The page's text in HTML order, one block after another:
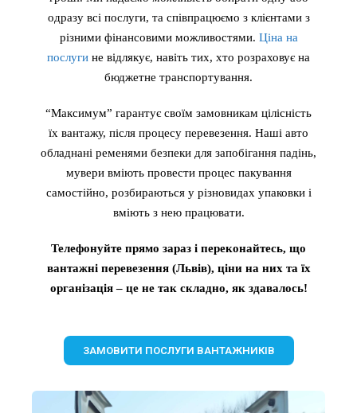
одразу всі послуги, та співпрацюємо з клієнтами з
різними фінансовими можливостями. Ціна на
послуги не відлякує, навіть тих, хто розраховує на
бюджетне транспортування.
“Максимум” гарантує своїм замовникам цілісність
їх вантажу, після процесу перевезення. Наші авто
обладнані ременями безпеки для запобігання падінь,
мувери вміють провести процес пакування
самостійно, розбираються у різновидах упаковки і
вміють з нею працювати.
Телефонуйте прямо зараз і переконайтесь, що
вантажні перевезення (Львів), ціни на них та їх
організація – це не так складно, як здавалось!
ЗАМОВИТИ ПОСЛУГИ ВАНТАЖНИКІВ